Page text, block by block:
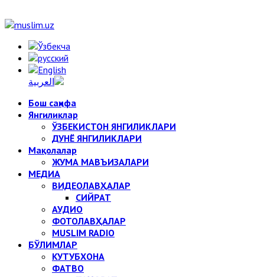
Бош саҳифа
Янгиликлар
ЎЗБЕКИСТОН ЯНГИЛИКЛАРИ
ДУНЁ ЯНГИЛИКЛАРИ
Мақолалар
ЖУМА МАВЪИЗАЛАРИ
МЕДИА
ВИДЕОЛАВҲАЛАР
СИЙРАТ
АУДИО
ФОТОЛАВҲАЛАР
MUSLIM RADIO
БЎЛИМЛАР
КУТУБХОНА
ФАТВО